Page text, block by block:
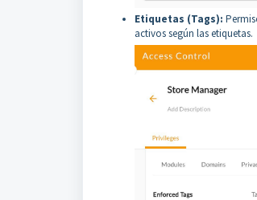
Etiquetas (Tags):
activos según las etiquetas.